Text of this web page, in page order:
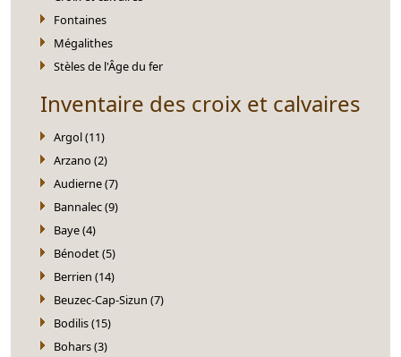
Fontaines
Mégalithes
Stèles de l'Âge du fer
Inventaire des croix et calvaires
Argol (11)
Arzano (2)
Audierne (7)
Bannalec (9)
Baye (4)
Bénodet (5)
Berrien (14)
Beuzec-Cap-Sizun (7)
Bodilis (15)
Bohars (3)